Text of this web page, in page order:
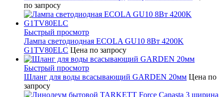
по запросу
Быстрый просмотр
Лампа светодиодная ECOLA GU10 8Вт 4200K
G1TV80ELC Цена по запросу
Быстрый просмотр
Шланг для воды всасывающий GARDEN 20мм Цена по
запросу